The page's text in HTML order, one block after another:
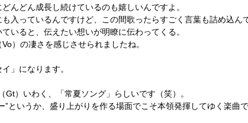
んどん成長し続けているのも嬉しいんですよ。
入っているんですけど、この間歌ったらすごく言葉も詰め込ん
いると、伝えたい想いが明瞭に伝わってくる。
）の凄さを感じさせられましたね。
」になります。
Gt）いわく、「常夏ソング」らしいです（笑）。
”というか、盛り上がりを作る場面でこそ本領発揮してゆく楽曲で